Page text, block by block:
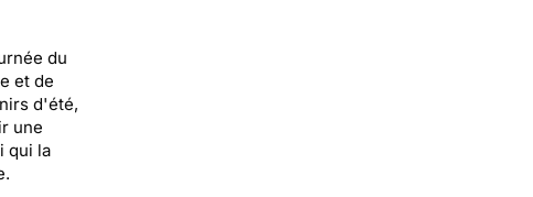
du
et de
d'été,
une
qui la